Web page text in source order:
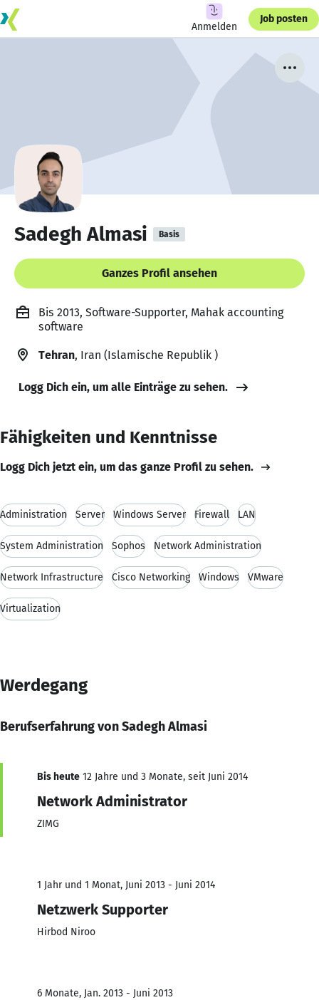
Anmelden
Job posten
Sadegh Almasi Basis
Ganzes Profil ansehen
Bis 2013, Software-Supporter, Mahak accounting
software
Tehran, Iran (Islamische Republik )
Logg Dich ein, um alle Einträge zu sehen.
Fähigkeiten und Kenntnisse
Logg Dich jetzt ein, um das ganze Profil zu sehen.
Administration Server Windows Server Firewall LAN
System Administration Sophos Network Administration
Network Infrastructure Cisco Networking Windows VMware
Virtualization
Werdegang
Berufserfahrung von Sadegh Almasi
Bis heute 12 Jahre und 3 Monate, seit Juni 2014
Network Administrator
ZIMG
1 Jahr und 1 Monat, Juni 2013 - Juni 2014
Netzwerk Supporter
Hirbod Niroo
6 Monate, Jan. 2013 - Juni 2013